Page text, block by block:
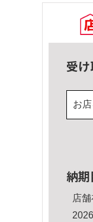
受け
お
納期
店